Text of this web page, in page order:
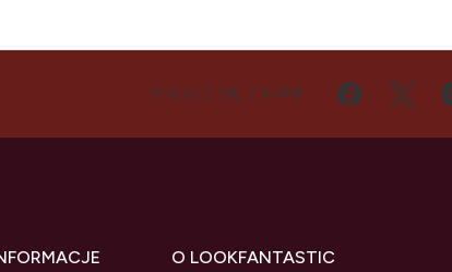
POŁĄCZ SIĘ Z NAMI
O LOOKFANTASTIC